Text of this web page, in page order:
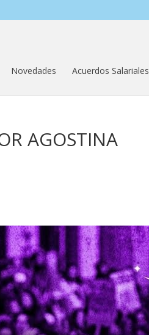
Novedades Acuerdos Salariales
AGOSTINA